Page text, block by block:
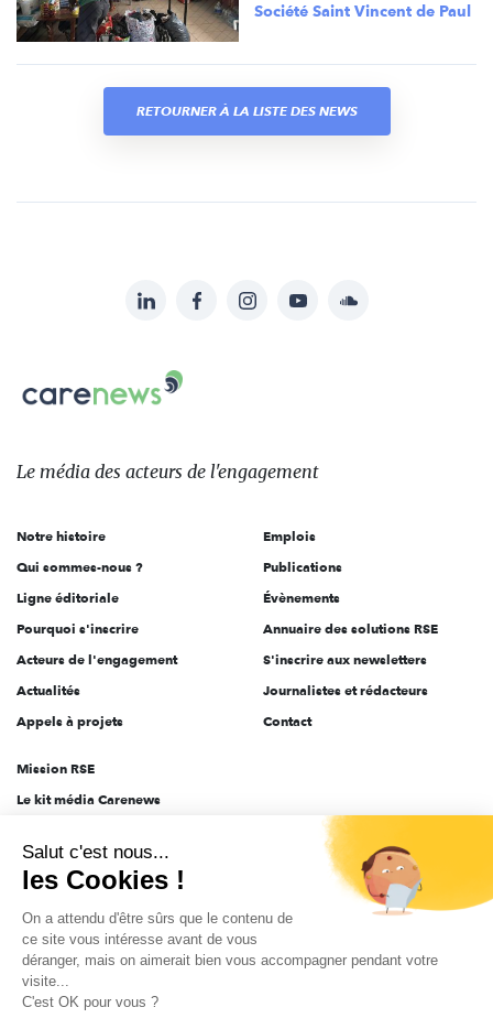
Société Saint Vincent de Paul
RETOURNER À LA LISTE DES NEWS
sur:
LinkedInFacebookInstagramYouTubeSoundcloud
Le
des
l'engagement
Le média des acteurs de l'engagement
Notre histoire
Qui sommes-nous ?
Ligne éditoriale
Pourquoi s'inscrire
Acteurs de l'engagement
Actualités
Appels à projets
Emplois
Publications
Évènements
Annuaire des solutions RSE
S'inscrire aux newsletters
Journalistes et rédacteurs
Contact
Mission RSE
Le kit média Carenews
AEF info
Novethic
PRODURABLE
Inclusiv Day
Salut c'est nous...
les Cookies !
On a attendu d'être sûrs que le contenu de
ce site vous intéresse avant de vous
déranger, mais on aimerait bien vous accompagner pendant votre
visite...
C'est OK pour vous ?